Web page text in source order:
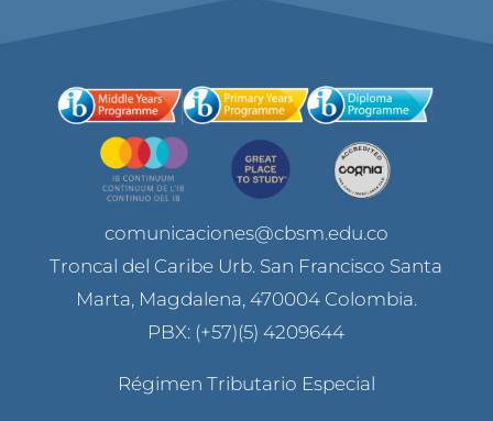
comunicaciones@cbsm.edu.co
Troncal del Caribe Urb. San Francisco Santa
Marta, Magdalena, 470004 Colombia.
PBX: (+57)(5) 4209644
Régimen Tributario Especial